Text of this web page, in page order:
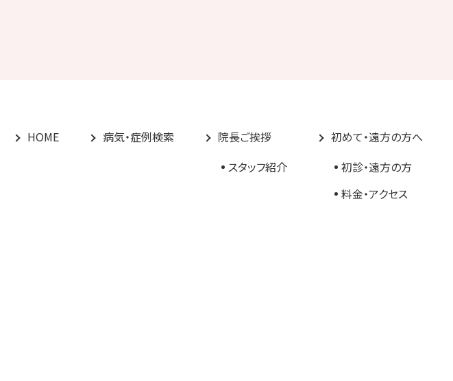
HOME 病気・症例検索
院長ご挨拶
スタッフ紹介
初めて・遠方の方へ
初診・遠方の方
料金・アクセス